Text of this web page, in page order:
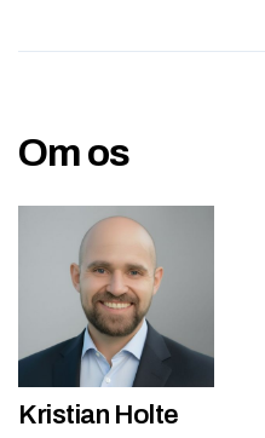
Om os
Kristian Holte